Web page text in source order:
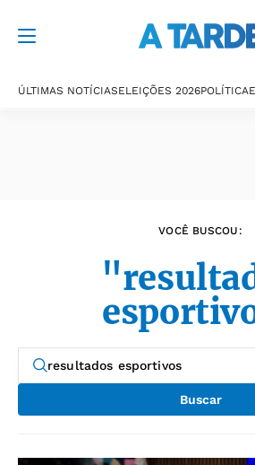
ÚLTIMAS NOTÍCIASELEIÇÕES 2026POLÍTICA
VOCÊ BUSCOU:
Buscar